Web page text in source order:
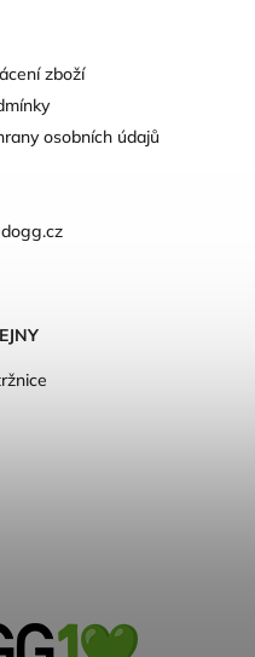
zboží
osobních údajů
dogg.cz